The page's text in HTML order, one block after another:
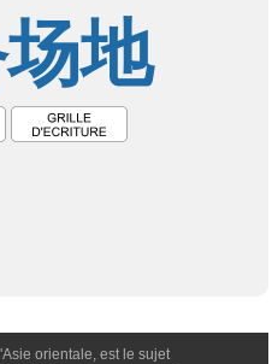
场地
orientale, est le sujet